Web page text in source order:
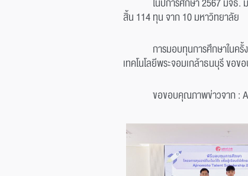
สิ้น 114 ทุน จาก 10 มหาวิทยาลัย
การมอบทุนการศึกษาในครั้
เทคโนโลยีพระจอมเกล้าธนบุรี ขอ
ขอขอบคุณภาพข่าวจาก :